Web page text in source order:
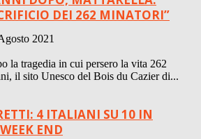
DEI 262 MINATORI”
2021
la tragedia in cui persero la vita 262
il sito Unesco del Bois du Cazier di...
4 ITALIANI SU 10 IN
END